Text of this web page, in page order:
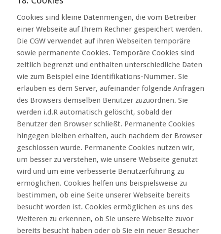
Cookies sind kleine Datenmengen, die vom Betreiber
einer Webseite auf Ihrem Rechner gespeichert werden.
Die CGW verwendet auf ihren Webseiten temporäre
sowie permanente Cookies. Temporäre Cookies sind
zeitlich begrenzt und enthalten unterschiedliche Daten
wie zum Beispiel eine Identifikations-Nummer. Sie
erlauben es dem Server, aufeinander folgende Anfragen
des Browsers demselben Benutzer zuzuordnen. Sie
werden i.d.R automatisch gelöscht, sobald der
Benutzer den Browser schließt. Permanente Cookies
hingegen bleiben erhalten, auch nachdem der Browser
geschlossen wurde. Permanente Cookies nutzen wir,
um besser zu verstehen, wie unsere Webseite genutzt
wird und um eine verbesserte Benutzerführung zu
ermöglichen. Cookies helfen uns beispielsweise zu
bestimmen, ob eine Seite unserer Webseite bereits
besucht worden ist. Cookies ermöglichen es uns des
Weiteren zu erkennen, ob Sie unsere Webseite zuvor
bereits besucht haben oder ob Sie ein neuer Besucher